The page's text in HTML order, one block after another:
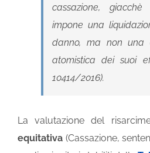
cassazione,
impone una
danno, ma non una
atomistica dei suoi
10414/2016).
La valutazione del
equitativa (Cassazione,